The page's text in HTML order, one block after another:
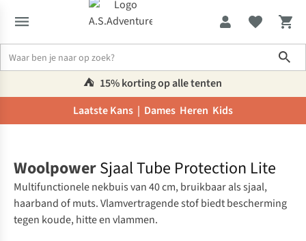
⛺️ 15% korting op alle tenten
Laatste Kans | Dames Heren Kids
WoolpowerSjaal Tube Protection Lite
Multifunctionele nekbuis van 40 cm, bruikbaar als sjaal,
haarband of muts. Vlamvertragende stof biedt bescherming
tegen koude, hitte en vlammen.